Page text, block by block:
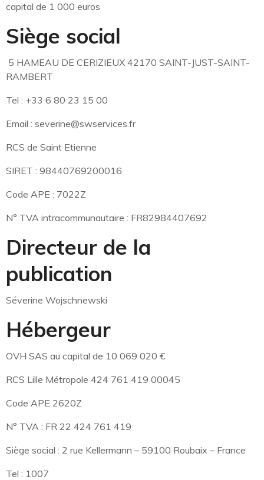
capital de 1 000 euros
Siège social
5 HAMEAU DE CERIZIEUX 42170 SAINT-JUST-SAINT-
RAMBERT
Tel : +33 6 80 23 15 00
Email : severine@swservices.fr
RCS de Saint Etienne
SIRET : 98440769200016
Code APE : 7022Z
N° TVA intracommunautaire : FR82984407692
Directeur de la
publication
Séverine Wojschnewski
Hébergeur
OVH SAS au capital de 10 069 020 €
RCS Lille Métropole 424 761 419 00045
Code APE 2620Z
N° TVA : FR 22 424 761 419
Siège social : 2 rue Kellermann – 59100 Roubaix – France
Tel : 1007